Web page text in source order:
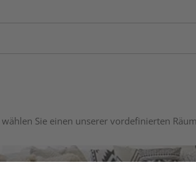
Sie einen unserer vordefinierten